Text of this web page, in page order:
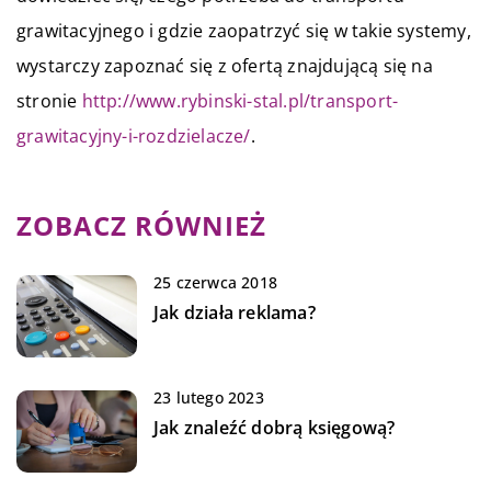
grawitacyjnego i gdzie zaopatrzyć się w takie systemy,
wystarczy zapoznać się z ofertą znajdującą się na
stronie http://www.rybinski-stal.pl/transport-
grawitacyjny-i-rozdzielacze/.
ZOBACZ RÓWNIEŻ
25 czerwca 2018
Jak działa reklama?
23 lutego 2023
Jak znaleźć dobrą księgową?